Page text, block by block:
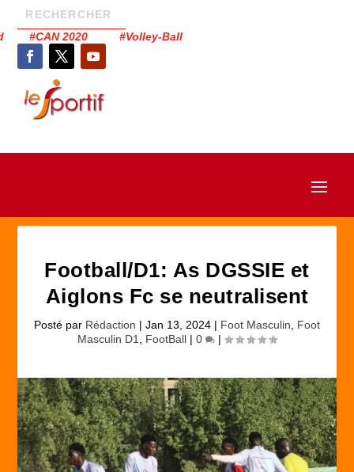
#CAN 2020 #Volley-Ball
Football/D1: As DGSSIE et
Aiglons Fc se neutralisent
Posté par Rédaction | Jan 13, 2024 | Foot Masculin
Foot
Masculin D1
FootBall | 0 |